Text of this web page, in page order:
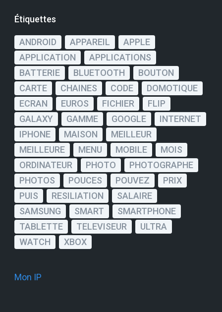
Étiquettes
ANDROID APPAREIL
APPLE
APPLICATION
APPLICATIONS
BATTERIE
BLUETOOTH
BOUTON
CARTE
CHAINES CODE
DOMOTIQUE
ECRAN
EUROS FICHIER
FLIP
GALAXY
GAMME GOOGLE
INTERNET
IPHONE
MAISON
MEILLEUR
MEILLEURE
MENU MOBILE
MOIS
ORDINATEUR
PHOTO
PHOTOGRAPHE
PHOTOS
POUCES POUVEZ
PRIX
PUIS
RESILIATION
SALAIRE
SAMSUNG
SMART
SMARTPHONE
TABLETTE
TELEVISEUR
ULTRA
WATCH
XBOX
Mon IP